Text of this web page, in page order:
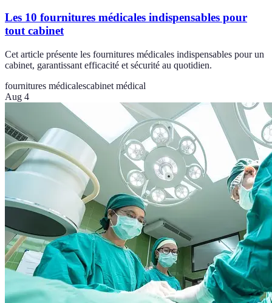
Les 10 fournitures médicales indispensables pour
tout cabinet
Cet article présente les fournitures médicales indispensables pour un
cabinet, garantissant efficacité et sécurité au quotidien.
fournitures médicalescabinet médical
Aug 4